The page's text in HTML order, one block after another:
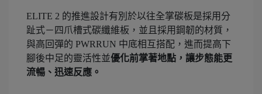
ELITE 2 的推進設計有別於以往全掌碳板是採用分
趾式－四爪槽式碳纖維板，並且採用鋼韌的材質，
與高回彈的 PWRRUN 中底相互搭配，進而提高下
腳後中足的靈活性並優化前掌著地點，讓步態能更
流暢、迅速反應。